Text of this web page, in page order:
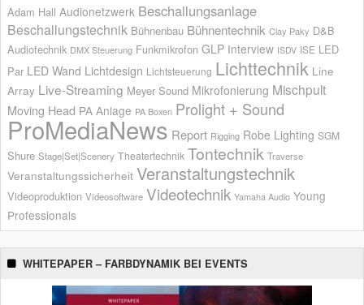
Adam Hall Audionetzwerk Beschallungsanlage
Beschallungstechnik Bühnenbau Bühnentechnik Clay Paky D&B
Audiotechnik DMX Steuerung Funkmikrofon GLP Interview ISDV ISE LED
Par LED Wand Lichtdesign Lichtsteuerung Lichttechnik Line
Array Live-Streaming Meyer Sound Mikrofonierung Mischpult
Moving Head PA Anlage PA Boxen Prolight + Sound
ProMediaNews Report Rigging Robe Lighting SGM
Shure Stage|Set|Scenery Theatertechnik Tontechnik Traverse
Veranstaltungssicherheit Veranstaltungstechnik
Videoproduktion Videosoftware Videotechnik Yamaha Audio Young
Professionals
WHITEPAPER – FARBDYNAMIK BEI EVENTS